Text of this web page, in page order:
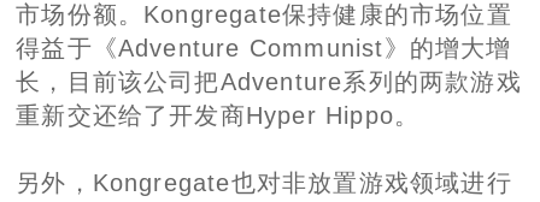
市场份额。Kongregate保持健康的市场位置
得益于《Adventure Communist》的增大增
长，目前该公司把Adventure系列的两款游戏
重新交还给了开发商Hyper Hippo。
另外，Kongregate也对非放置游戏领域进行